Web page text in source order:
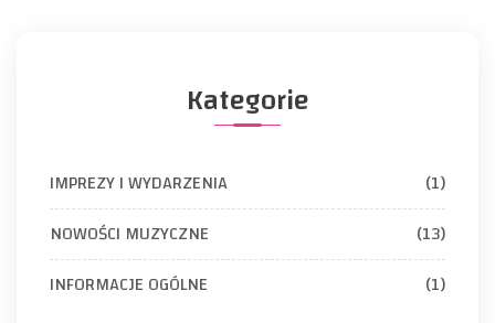
Kategorie
IMPREZY I WYDARZENIA
(1)
NOWOŚCI MUZYCZNE
(13)
INFORMACJE OGÓLNE
(1)